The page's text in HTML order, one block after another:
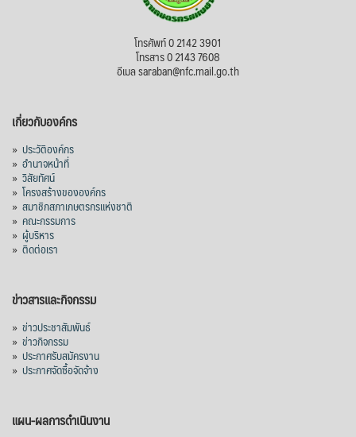
โทรศัพท์ 0 2142 3901
โทรสาร 0 2143 7608
อีเมล saraban@nfc.mail.go.th
เกี่ยวกับองค์กร
» ประวัติองค์กร
» อำนาจหน้าที่
» วิสัยทัศน์
» โครงสร้างขององค์กร
» สมาชิกสภาเกษตรกรแห่งชาติ
» คณะกรรมการ
» ผู้บริหาร
» ติดต่อเรา
ข่าวสารและกิจกรรม
» ข่าวประชาสัมพันธ์
» ข่าวกิจกรรม
» ประกาศรับสมัครงาน
» ประกาศจัดซื้อจัดจ้าง
แผน-ผลการดำเนินงาน